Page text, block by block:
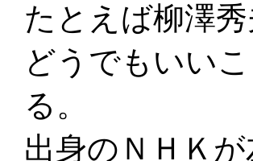
たとえば柳澤
どうでもいい
る。
出身のＮＨＫ